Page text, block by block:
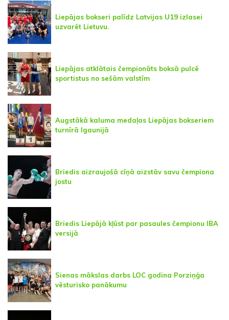
Liepājas bokseri palīdz Latvijas U19 izlasei
uzvarēt Lietuvu.
Liepājas atklātais čempionāts boksā pulcē
sportistus no sešām valstīm
Augstākā kaluma medaļas Liepājas bokseriem
turnīrā Igaunijā
Briedis aizraujošā cīņā aizstāv savu čempiona
jostu
Briedis Liepājā kļūst par pasaules čempionu IBA
versijā
Sienas mākslas darbs LOC godina Porziņģa
vēsturisko panākumu